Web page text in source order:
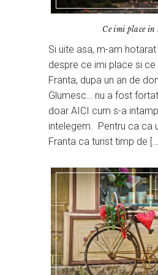
Ce imi place
Si uite asa, m-am
despre ce imi place si ce
Franta, dupa un an de
Glumesc… nu a fost
doar AICI cum s-a
intelegem. Pentru ca ca
Franta ca turist timp de